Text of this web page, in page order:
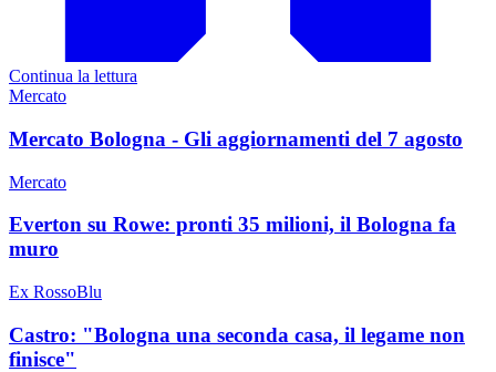
Continua la lettura
Mercato
Mercato Bologna - Gli aggiornamenti del 7 agosto
Mercato
Everton su Rowe: pronti 35 milioni, il Bologna fa
muro
Ex RossoBlu
Castro: "Bologna una seconda casa, il legame non
finisce"